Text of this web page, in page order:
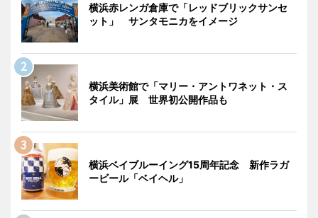
横浜赤レンガ倉庫で「レッドブリックサンセ
ット」 サンタモニカをイメージ
横浜美術館で「マリー・アントワネット・ス
タイル」展 世界初公開作品も
横浜ベイブルーイング15周年記念 新作ラガ
ービール「ベイヘル」